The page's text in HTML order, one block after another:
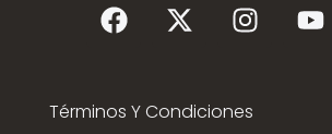
Términos Y Condiciones